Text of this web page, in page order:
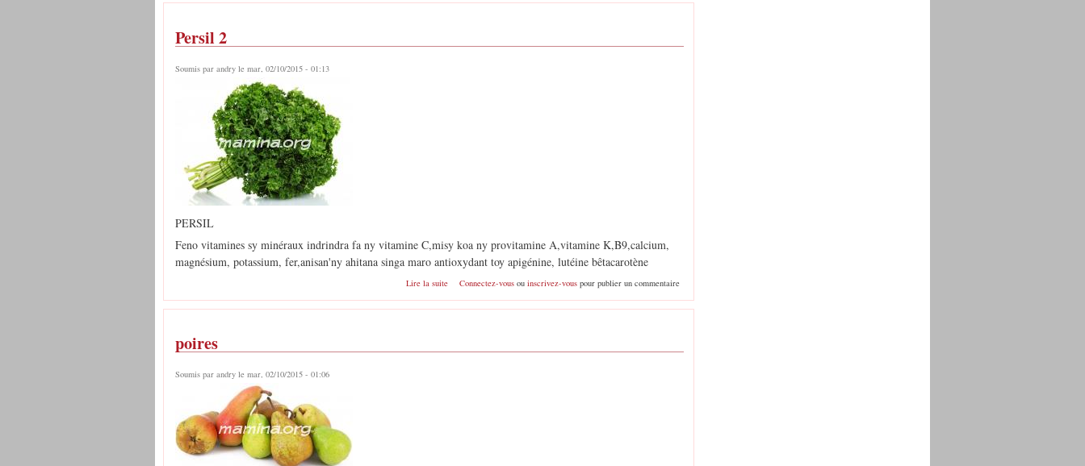
Persil 2
Soumis par andry le mar, 02/10/2015 - 01:13
PERSIL
Feno vitamines sy minéraux indrindra fa ny vitamine C,misy koa ny provitamine A,vitamine K,B9,calcium,
magnésium, potassium, fer,anisan'ny ahitana singa maro antioxydant toy apigénine, lutéine bêtacarotène
Lire la suite de Persil 2
Connectez-vousou inscrivez-vouspour publier un commentaire
poires
Soumis par andry le mar, 02/10/2015 - 01:06